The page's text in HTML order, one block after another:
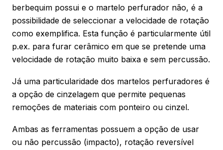
berbequim possui e o martelo perfurador não, é a
possibilidade de seleccionar a velocidade de rotação
como exemplifica. Esta função é particularmente útil
p.ex. para furar cerâmico em que se pretende uma
velocidade de rotação muito baixa e sem percussão.
Já uma particularidade dos martelos perfuradores é
a opção de cinzelagem que permite pequenas
remoções de materiais com ponteiro ou cinzel.
Ambas as ferramentas possuem a opção de usar
ou não percussão (impacto), rotação reversível